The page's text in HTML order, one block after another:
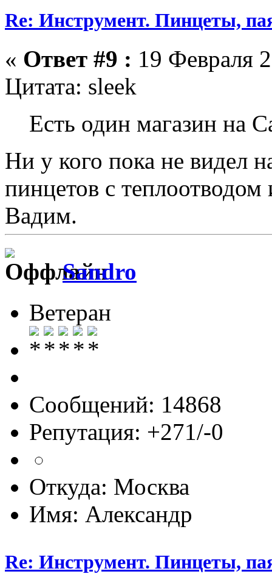
Re: Инструмент. Пинцеты,
« Ответ #9 : 19 Февраля
Цитата: sleek
Есть один магазин на
Ни у кого пока не видел
пинцетов с
Вадим.
Sandro
Ветеран
Сообщений: 14868
Репутация: +271/-0
Откуда: Москва
Имя: Александр
Re: Инструмент. Пинцеты,